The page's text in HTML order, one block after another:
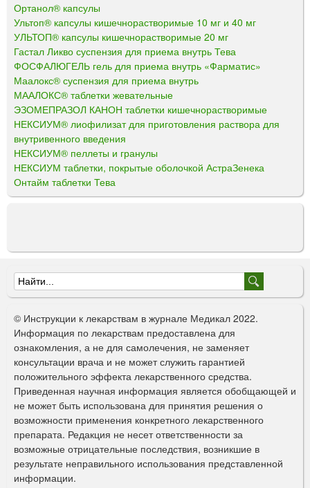
Ортанол® капсулы
Ультоп® капсулы кишечнорастворимые 10 мг и 40 мг
УЛЬТОП® капсулы кишечнорастворимые 20 мг
Гастал Ликво суспензия для приема внутрь Тева
ФОСФАЛЮГЕЛЬ гель для приема внутрь «Фарматис»
Маалокс® суспензия для приема внутрь
МААЛОКС® таблетки жевательные
ЭЗОМЕПРАЗОЛ КАНОН таблетки кишечнорастворимые
НЕКСИУМ® лиофилизат для приготовления раствора для
внутривенного введения
НЕКСИУМ® пеллеты и гранулы
НЕКСИУМ таблетки, покрытые оболочкой АстраЗенека
Онтайм таблетки Тева
Ф
о
р
м
а
п
о
и
с
к
© Инструкции к лекарствам в журнале Медикал 2022.
Информация по лекарствам предоставлена для
ознакомления, а не для самолечения, не заменяет
консультации врача и не может служить гарантией
положительного эффекта лекарственного средства.
Приведенная научная информация является обобщающей и
не может быть использована для принятия решения о
возможности применения конкретного лекарственного
препарата. Редакция не несет ответственности за
возможные отрицательные последствия, возникшие в
результате неправильного использования представленной
информации.